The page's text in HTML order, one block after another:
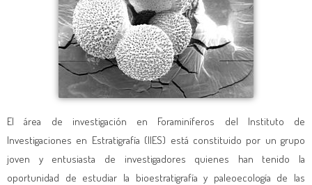
El área de investigación en Foraminíferos del Instituto de
Investigaciones en Estratigrafía (IIES) está constituido por un grupo
joven y entusiasta de investigadores quienes han tenido la
oportunidad de estudiar la bioestratigrafía y paleoecología de las